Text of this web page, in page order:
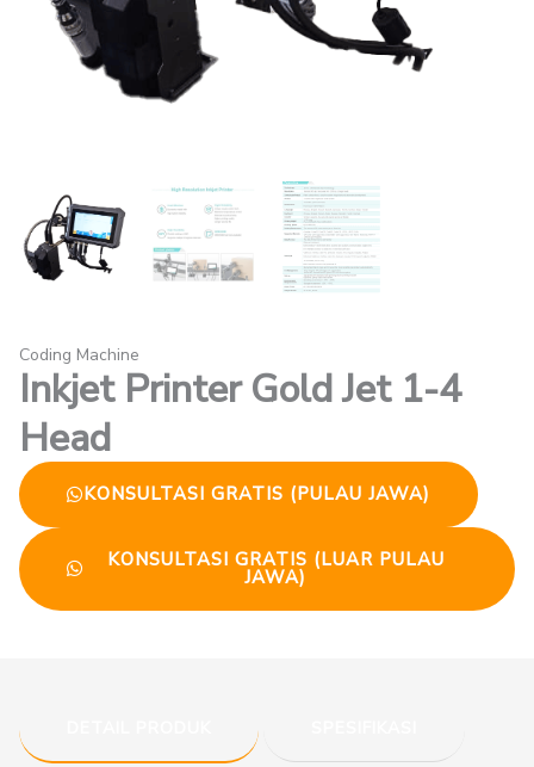
Coding Machine
Inkjet Printer Gold Jet 1-4
Head
KONSULTASI GRATIS (PULAU JAWA)
KONSULTASI GRATIS (LUAR PULAU
JAWA)